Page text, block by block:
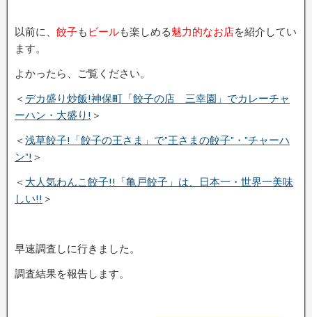
以前に、 餃子も ビールも楽しめる魅力的なお店を紹介してい
ます。
よかったら、ご覧ください。
＜ デカ盛り炒飯!神保町「餃子の店 三幸園」でカレーチャ
ーハン・大盛り! ＞
＜浅草餃子!「餃子の王さま」で”王さまの餃子”・”チャーハ
ン”! ＞
＜ 大人気わんこ餃子!!「亀戸餃子」は、日本一・世界一美味
しい!! ＞
早速調査しに行きました。
調査結果を報告します。